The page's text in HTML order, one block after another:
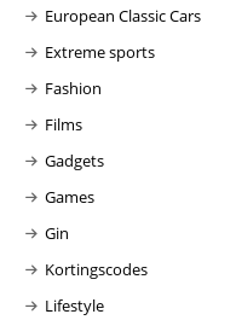
European Classic Cars
Extreme sports
Fashion
Films
Gadgets
Games
Gin
Kortingscodes
Lifestyle